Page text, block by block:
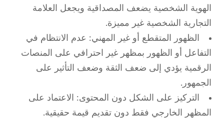
الهوية الشخصية يضعف المصداقية ويجعل العلامة
التجارية الشخصية غير مميزة.
الظهور المتقطع أو غير المهني: عدم الانتظام في
التفاعل أو الظهور بمظهر غير احترافي على المنصات
الرقمية يؤدي إلى ضعف الثقة وضعف التأثير على
الجمهور.
التركيز على الشكل دون المحتوى: الاعتماد على
المظهر الخارجي فقط دون تقديم قيمة حقيقية.